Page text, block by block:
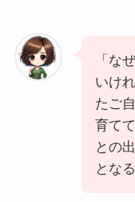
「な
いけ
たご
育て
との
とな